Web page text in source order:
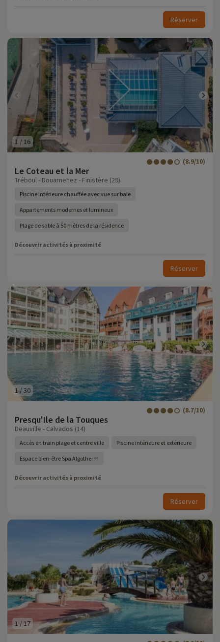
Réserver
1 / 16
Le Coteau et la Mer
(8.9/10)
Tréboul - Douarnenez - Finistère (29)
Piscine intérieure chauffée avec vue sur baie
Appartements modernes et lumineux
Plage de sable à 50 mètres de la résidence
Découvrir activités à proximité
Réserver
1 /30
Presqu'Ile de la Touques
(8.7/10)
Deauville - Calvados (14)
Accès en train plage et centre ville Piscine intérieure et extérieure
Espace bien-être Spa Algotherm
Découvrir activités à proximité
Réserver
1 / 17